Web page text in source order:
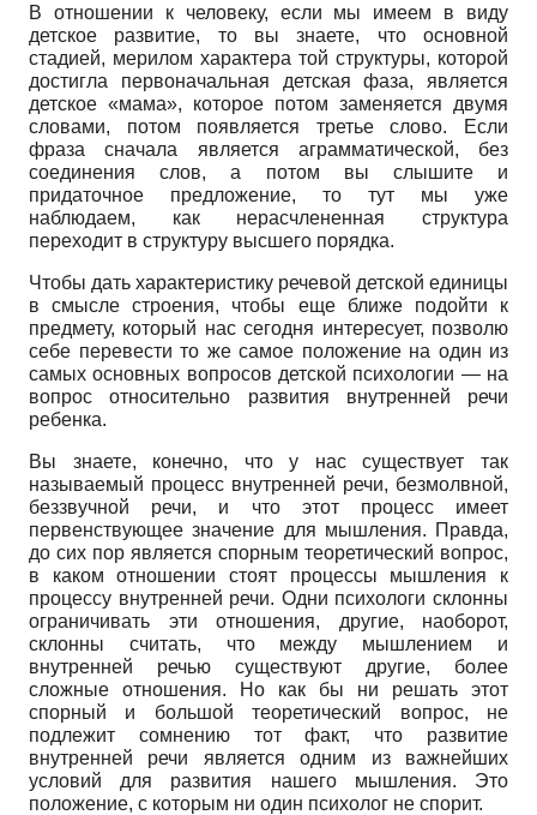
В отношении к человеку, если мы имеем в виду
детское развитие, то вы знаете, что основной
стадией, мерилом характера той структуры, которой
достигла первоначальная детская фаза, является
детское «мама», которое потом заменяется двумя
словами, потом появляется третье слово. Если
фраза сначала является аграмматической, без
соединения слов, а потом вы слышите и
придаточное предложение, то тут мы уже
наблюдаем, как нерасчлененная структура
переходит в структуру высшего порядка.
Чтобы дать характеристику речевой детской единицы
в смысле строения, чтобы еще ближе подойти к
предмету, который нас сегодня интересует, позволю
себе перевести то же самое положение на один из
самых основных вопросов детской психологии — на
вопрос относительно развития внутренней речи
ребенка.
Вы знаете, конечно, что у нас существует так
называемый процесс внутренней речи, безмолвной,
беззвучной речи, и что этот процесс имеет
первенствующее значение для мышления. Правда,
до сих пор является спорным теоретический вопрос,
в каком отношении стоят процессы мышления к
процессу внутренней речи. Одни психологи склонны
ограничивать эти отношения, другие, наоборот,
склонны считать, что между мышлением и
внутренней речью существуют другие, более
сложные отношения. Но как бы ни решать этот
спорный и большой теоретический вопрос, не
подлежит сомнению тот факт, что развитие
внутренней речи является одним из важнейших
условий для развития нашего мышления. Это
положение, с которым ни один психолог не спорит.